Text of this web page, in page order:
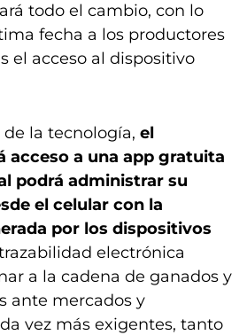
todo el cambio, con lo
fecha a los productores
el acceso al dispositivo
la tecnología, el
acceso a una app gratuita
podrá administrar su
el celular con la
por los dispositivos
electrónica
a la cadena de ganados y
ante mercados y
vez más exigentes, tanto